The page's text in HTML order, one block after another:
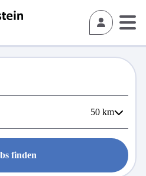
50 km
finden